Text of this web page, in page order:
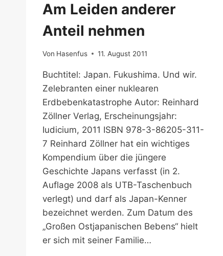
Am Leiden anderer
Anteil nehmen
Von Hasenfus 11. August 2011
Buchtitel: Japan. Fukushima. Und wir.
Zelebranten einer nuklearen
Erdbebenkatastrophe Autor: Reinhard
Zöllner Verlag, Erscheinungsjahr:
Iudicium, 2011 ISBN 978-3-86205-311-
7 Reinhard Zöllner hat ein wichtiges
Kompendium über die jüngere
Geschichte Japans verfasst (in 2.
Auflage 2008 als UTB-Taschenbuch
verlegt) und darf als Japan-Kenner
bezeichnet werden. Zum Datum des
„Großen Ostjapanischen Bebens“ hielt
er sich mit seiner Familie…